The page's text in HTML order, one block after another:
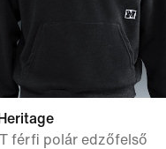
férfi polár edzőfelső